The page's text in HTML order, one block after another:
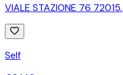
VIALE STAZIONE 76 72015,
Self